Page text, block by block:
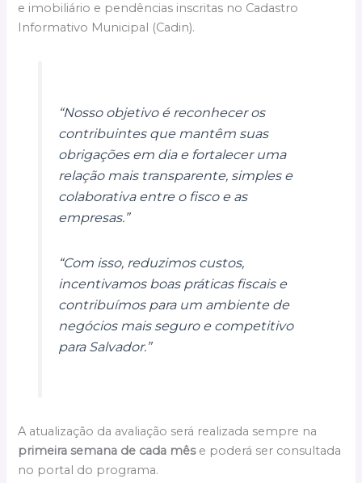
e imobiliário e pendências inscritas no Cadastro
Informativo Municipal (Cadin).
“Nosso objetivo é reconhecer os
contribuintes que mantêm suas
obrigações em dia e fortalecer uma
relação mais transparente, simples e
colaborativa entre o fisco e as
empresas.”
“Com isso, reduzimos custos,
incentivamos boas práticas fiscais e
contribuímos para um ambiente de
negócios mais seguro e competitivo
para Salvador.”
A atualização da avaliação será realizada sempre na
primeira semana de cada mêse poderá ser consultada
no portal do programa.